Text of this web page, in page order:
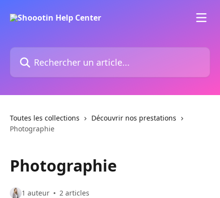
Rechercher un article...
Toutes les collections
Découvrir nos prestations
Photographie
Photographie
1 auteur 2 articles